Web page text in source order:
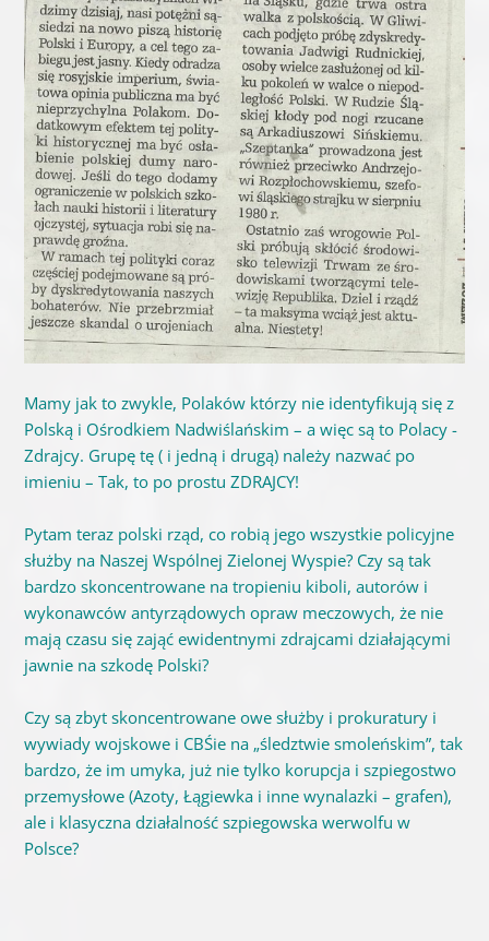
Mamy jak to zwykle, Polaków którzy nie identyfikują się z
Polską i Ośrodkiem Nadwiślańskim – a więc są to Polacy -
Zdrajcy. Grupę tę ( i jedną i drugą) należy nazwać po
imieniu – Tak, to po prostu ZDRAJCY!
Pytam teraz polski rząd, co robią jego wszystkie policyjne
służby na Naszej Wspólnej Zielonej Wyspie? Czy są tak
bardzo skoncentrowane na tropieniu kiboli, autorów i
wykonawców antyrządowych opraw meczowych, że nie
mają czasu się zająć ewidentnymi zdrajcami działającymi
jawnie na szkodę Polski?
Czy są zbyt skoncentrowane owe służby i prokuratury i
wywiady wojskowe i CBŚie na „śledztwie smoleńskim”, tak
bardzo, że im umyka, już nie tylko korupcja i szpiegostwo
przemysłowe (Azoty, Łągiewka i inne wynalazki – grafen),
ale i klasyczna działalność szpiegowska werwolfu w
Polsce?